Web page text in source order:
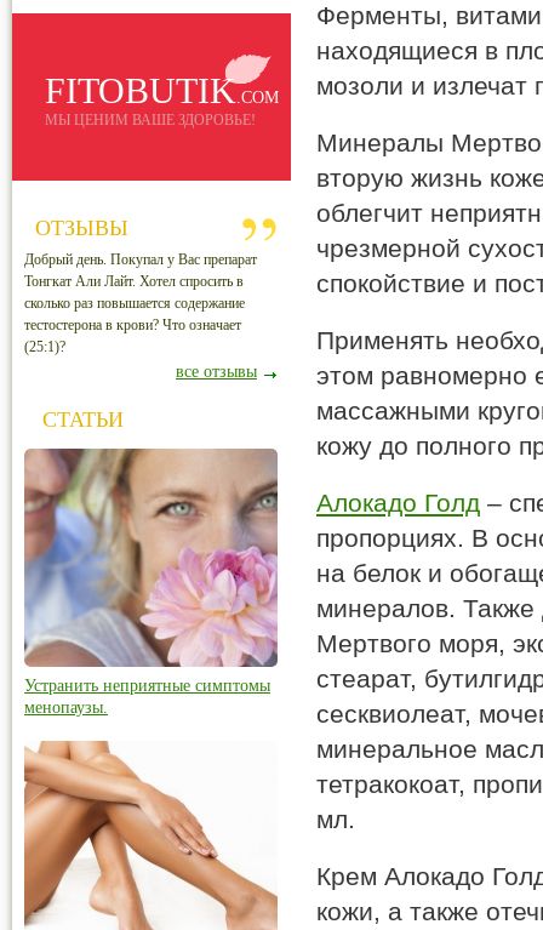
Ферменты,
находящиеся в
мозоли и излечат
Минералы
вторую жизнь
облегчит
чрезмерной
спокойствие и
Применять
этом равномерно
массажными
кожу до полного
Алокадо Голд –
пропорциях. В
на белок и
минералов. Также
Мертвого моря,
стеарат,
сесквиолеат,
минеральное
тетракокоат,
мл.
Крем Aлокадо
кожи, а также
FITOBUTIK.COM
МЫ ЦЕНИМ ВАШЕ ЗДОРОВЬЕ!
ОТЗЫВЫ
Добрый день. Покупал у Вас препарат
Тонгкат Али Лайт. Хотел спросить в
сколько раз повышается содержание
тестостерона в крови? Что означает
(25:1)?
все отзывы
СТАТЬИ
Устранить неприятные симптомы
менопаузы.